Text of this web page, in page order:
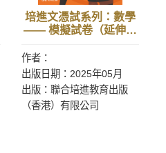
培進文憑試系列：數學
—— 模擬試卷（延伸部
作者：
出版日期：2025年05月
出版：聯合培進教育出版
（香港）有限公司